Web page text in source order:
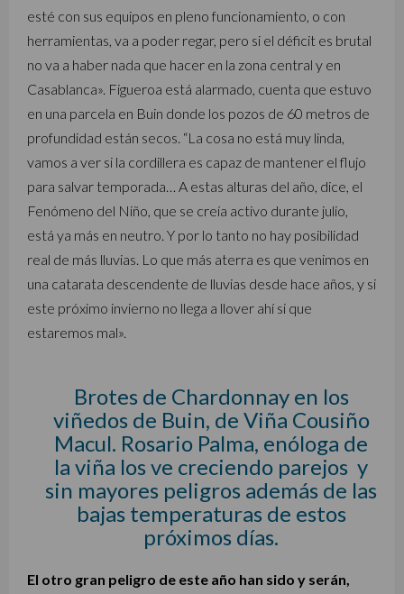
esté con sus equipos en pleno funcionamiento, o con
herramientas, va a poder regar, pero si el déficit es brutal
no va a haber nada que hacer en la zona central y en
Casablanca». Figueroa está alarmado, cuenta que estuvo
en una parcela en Buin donde los pozos de 60 metros de
profundidad están secos. “La cosa no está muy linda,
vamos a ver si la cordillera es capaz de mantener el flujo
para salvar temporada… A estas alturas del año, dice, el
Fenómeno del Niño, que se creía activo durante julio,
está ya más en neutro. Y por lo tanto no hay posibilidad
real de más lluvias. Lo que más aterra es que venimos en
una catarata descendente de lluvias desde hace años, y si
este próximo invierno no llega a llover ahí si que
estaremos mal».
Brotes de Chardonnay en los
viñedos de Buin, de Viña Cousiño
Macul. Rosario Palma, enóloga de
la viña los ve creciendo parejos y
sin mayores peligros además de las
bajas temperaturas de estos
próximos días.
El otro gran peligro de este año han sido y serán,